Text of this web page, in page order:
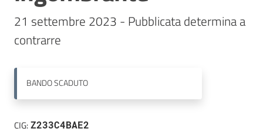
21 settembre 2023 - Pubblicata determina a
contrarre
BANDOSCADUTO
CIG:Z233C4BAE2